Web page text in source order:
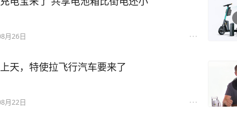
月26日
天，特使拉飞行汽车要来了
月22日